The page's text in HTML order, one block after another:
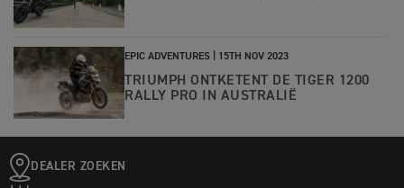
EPIC ADVENTURES | 15TH NOV 2023
TRIUMPH ONTKETENT DE TIGER 1200
RALLY PRO IN AUSTRALIË
DEALER ZOEKEN